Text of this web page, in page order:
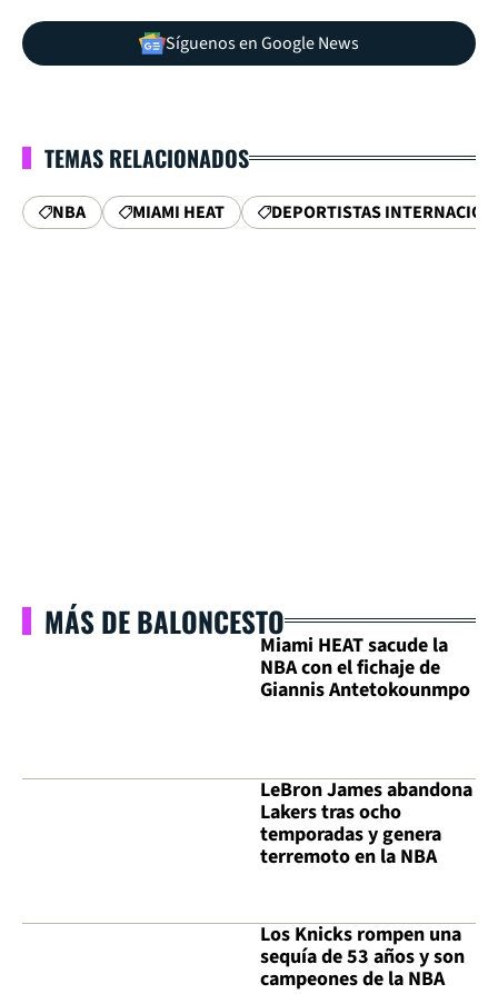
Síguenos en Google News
TEMAS RELACIONADOS
NBA MIAMI HEAT DEPORTISTAS
MÁS DE BALONCESTO
Miami HEAT sacude la
NBA con el fichaje de
Giannis Antetokounmpo
LeBron James abandona
Lakers tras ocho
temporadas y genera
terremoto en la NBA
Los Knicks rompen una
sequía de 53 años y son
campeones de la NBA